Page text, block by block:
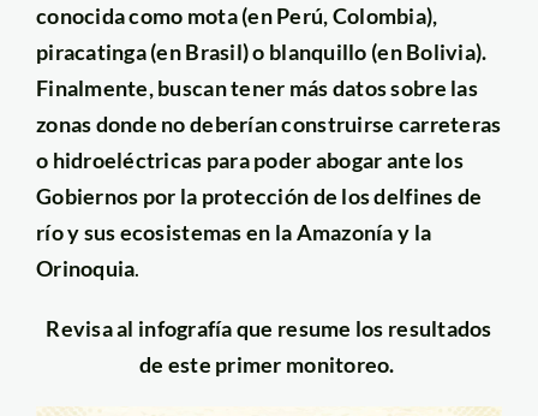
conocida como mota (en Perú, Colombia),
piracatinga (en Brasil) o blanquillo (en Bolivia).
Finalmente, buscan tener más datos sobre las
zonas donde no deberían construirse carreteras
o hidroeléctricas para poder abogar ante los
Gobiernos por la protección de los delfines de
río y sus ecosistemas en la Amazonía y la
Orinoquia.
Revisa al infografía que resume los resultados
de este primer monitoreo.